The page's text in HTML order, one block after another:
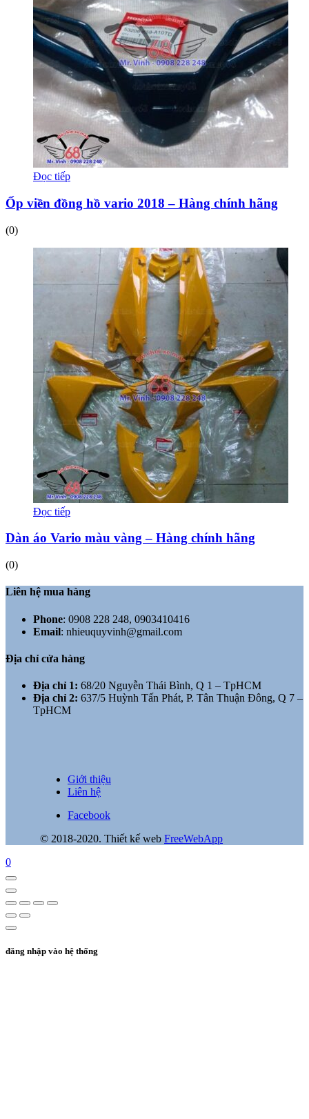
Đọc tiếp
Ốp viền đồng hồ vario 2018 – Hàng chính hãng
(0)
Đọc tiếp
Dàn áo Vario màu vàng – Hàng chính hãng
(0)
Liên hệ mua hàng
Phone: 0908 228 248, 0903410416
Email: nhieuquyvinh@gmail.com
Địa chỉ cửa hàng
Địa chỉ 1: 68/20 Nguyễn Thái Bình, Q 1 – TpHCM
Địa chỉ 2: 637/5 Huỳnh Tấn Phát, P. Tân Thuận Đông, Q 7 –
TpHCM
Giới thiệu
Liên hệ
Facebook
© 2018-2020. Thiết kế web FreeWebApp
0
đăng nhập vào hệ thống